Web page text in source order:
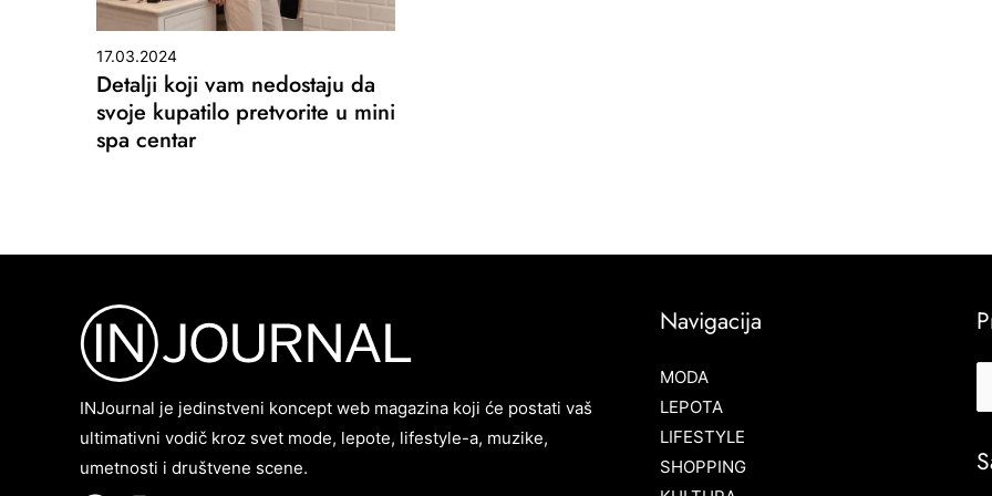
17.03.2024
Detalji koji vam nedostaju da
svoje kupatilo pretvorite u mini
spa centar
INJournal je jedinstveni koncept web magazina koji će postati vaš
ultimativni vodič kroz svet mode, lepote, lifestyle-a, muzike,
umetnosti i društvene scene.
Navigacija
MODA
LEPOTA
LIFESTYLE
SHOPPING